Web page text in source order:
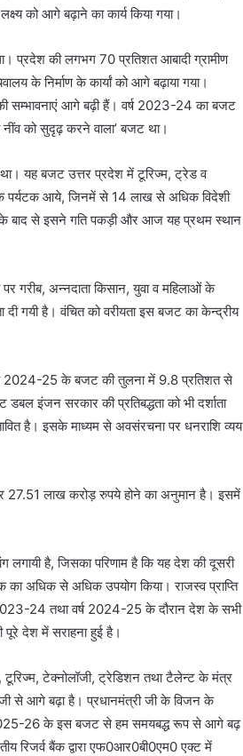
को आगे बढ़ाने का कार्य किया गया।
प्रदेश की लगभग 70 प्रतिशत आबादी ग्रामीण
के निर्माण के कार्यां को आगे बढ़ाया गया।
सम्भावनाएं आगे बढ़ी हैं। वर्ष 2023-24 का बजट
को सुदृढ़ करने वाला’ बजट था।
यह बजट उत्तर प्रदेश में टूरिज्म, ट्रेड व
पर्यटक आये, जिनमें से 14 लाख से अधिक विदेशी
के बाद से इसने गति पकड़ी और आज यह प्रथम स्थान
गरीब, अन्नदाता किसान, युवा व महिलाओं के
गयी है। वंचित को वरीयता इस बजट का केन्द्रीय
2024-25 के बजट की तुलना में 9.8 प्रतिशत से
इंजन सरकार की प्रतिबद्धता को भी दर्शाता
है। इसके माध्यम से अवसंरचना पर धनराशि व्यय
27.51 लाख करोड़ रुपये होने का अनुमान है। इसमें
है, जिसका परिणाम है कि यह देश की दूसरी
अधिक से अधिक उपयोग किया। राजस्व प्राप्ति
24 तथा वर्ष 2024-25 के दौरान देश के सभी
पूरे देश में सराहना हुई है।
टूरिज्म, टेक्नोलॉजी, ट्रेडिशन तथा टैलेन्ट के मंत्र
से आगे बढ़ा है। प्रधानमंत्री जी के विजन के
2025-26 के इस बजट से हम समयबद्ध रूप से आगे बढ़
रिजर्व बैंक द्वारा एफ0आर0बी0एम0 एक्ट में